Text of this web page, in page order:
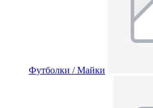
Футболки / Майки